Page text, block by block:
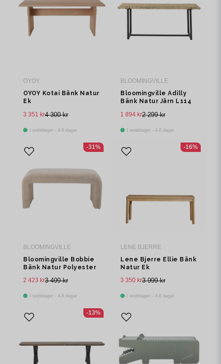
OYOY
OYOY Kotai Bänk Natur
Ek
4 300 kr
3 351 kr
I webblager - 4-8 dagar
BLOOMINGVILLE
Bloomingville Adilly
Bänk Natur Järn L114
2 299 kr
1 894 kr
I webblager - 4-8 dagar
BLOOMINGVILLE
Bloomingville Bobbie
Bänk Natur Polyester
3 499 kr
2 423 kr
I webblager - 4-8 dagar
-31%
LENE BJERRE
Lene Bjerre Ellie Bänk
Natur Ek
3 999 kr
3 350 kr
I webblager - 4-8 dagar
-16%
-13%